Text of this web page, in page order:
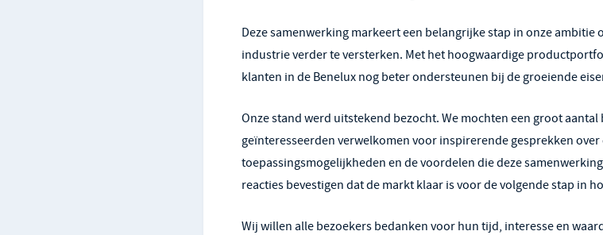
Deze samenwerking markeert een belangrijke stap in onze
industrie verder te versterken. Met het hoogwaardige
klanten in de Benelux nog beter ondersteunen bij de groeiende
Onze stand werd uitstekend bezocht. We mochten een groot
geïnteresseerden verwelkomen voor inspirerende gesprekken
toepassingsmogelijkheden en de voordelen die deze
reacties bevestigen dat de markt klaar is voor de volgende stap in
Wij willen alle bezoekers bedanken voor hun tijd, interesse en